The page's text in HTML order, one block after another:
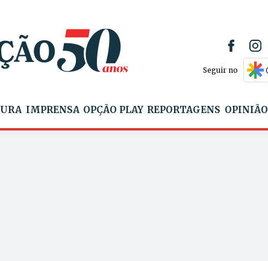
Seguir no
IMPRENSA OPÇÃO PLAY REPORTAGENS OPINIÃO